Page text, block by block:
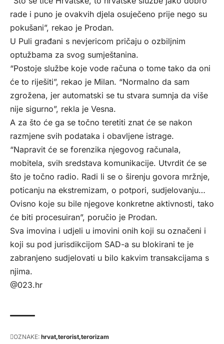
rade i puno je ovakvih djela osuječeno prije nego su
pokušani”, rekao je Prodan.
U Puli građani s nevjericom pričaju o ozbiljnim
optužbama za svog sumještanina.
“Postoje službe koje vode računa o tome tako da oni
će to riješiti”, rekao je Milan. “Normalno da sam
zgrožena, jer automatski se tu stvara sumnja da više
nije sigurno”, rekla je Vesna.
A za što će ga se točno teretiti znat će se nakon
razmjene svih podataka i obavljene istrage.
“Napravit će se forenzika njegovog računala,
mobitela, svih sredstava komunikacije. Utvrdit će se
što je točno radio. Radi li se o širenju govora mržnje,
poticanju na ekstremizam, o potpori, sudjelovanju…
Ovisno koje su bile njegove konkretne aktivnosti, tako
će biti procesuiran”, poručio je Prodan.
Sva imovina i udjeli u imovini onih koji su označeni i
koji su pod jurisdikcijom SAD-a su blokirani te je
zabranjeno sudjelovati u bilo kakvim transakcijama s
njima.
@023.hr
OZNAKE: hrvat terorist terorizam